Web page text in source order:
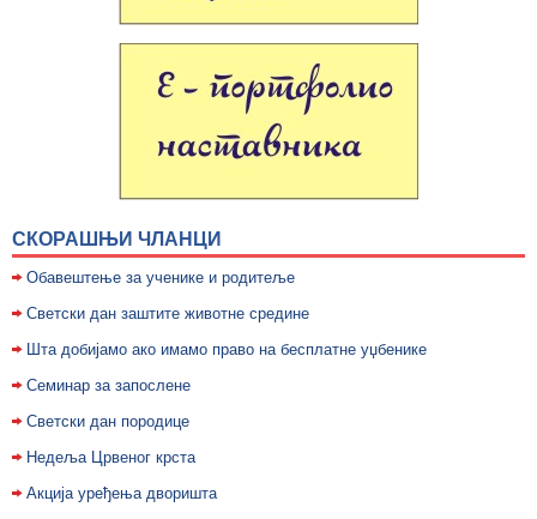
СКОРАШЊИ ЧЛАНЦИ
Обавештење за ученике и родитеље
Светски дан заштите животне средине
Шта добијамо ако имамо право на бесплатне уџбенике
Семинар за запослене
Светски дан породице
Недељa Црвеног крста
Акција уређења дворишта